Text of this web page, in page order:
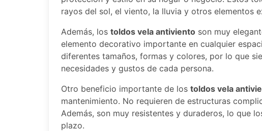
rayos del sol, el viento, la lluvia y otros elementos
Además, los toldos vela antiviento son muy
elemento decorativo importante en cualquier
diferentes tamaños, formas y colores, por lo que
necesidades y gustos de cada persona.
Otro beneficio importante de los toldos vela
mantenimiento. No requieren de estructuras
Además, son muy resistentes y duraderos, lo que
plazo.